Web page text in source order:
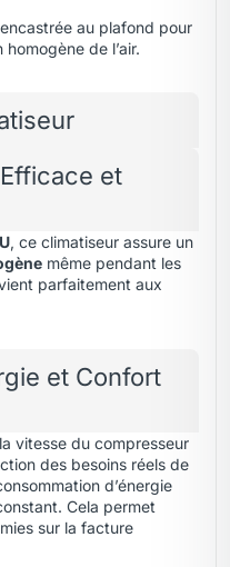
au plafond pour
de l’air.
et
, ce climatiseur assure un
même pendant les
parfaitement aux
et Confort
vitesse du compresseur
des besoins réels de
d’énergie
Cela permet
sur la facture